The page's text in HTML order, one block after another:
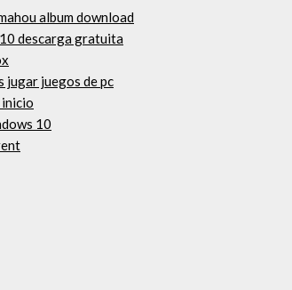
album download
descarga gratuita
jugar juegos de pc
10